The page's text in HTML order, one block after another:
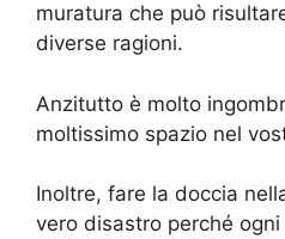
muratura che può
diverse ragioni.
Anzitutto è molto
moltissimo spazio nel
Inoltre, fare la doccia
vero disastro perché